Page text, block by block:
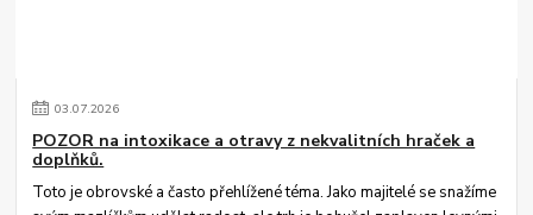
03.07.2026
POZOR na intoxikace a otravy z nekvalitních hraček a
doplňků.
Toto je obrovské a často přehlížené téma. Jako majitelé se snažíme